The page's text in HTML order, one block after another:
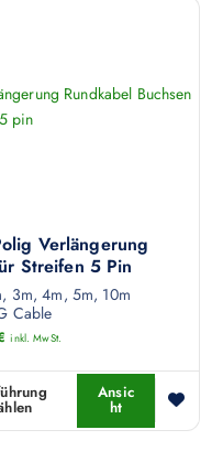
Verlängerung
Streifen 5 Pin
3m, 4m, 5m, 10m
Cable
inkl. MwSt.
Ansic
ht